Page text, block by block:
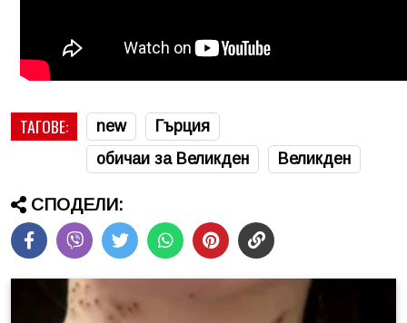
ТАГОВЕ: new
Гърция
обичаи за Великден
Великден
СПОДЕЛИ: